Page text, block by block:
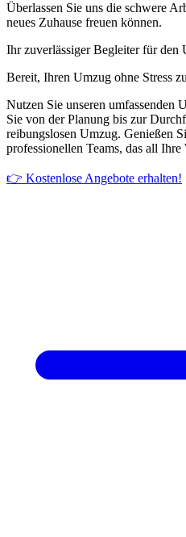
Überlassen Sie uns die schwere
neues Zuhause freuen können.
Ihr zuverlässiger Begleiter für den
Bereit, Ihren Umzug ohne Stress
Nutzen Sie unseren umfassenden
Sie von der Planung bis zur
reibungslosen Umzug. Genießen
professionellen Teams, das all
👉 Kostenlose Angebote erhalten!